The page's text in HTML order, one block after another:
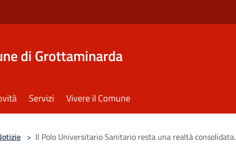
di Grottaminarda
Servizi Vivere il Comune
> Il Polo Universitario Sanitario resta una realtà consolidata.